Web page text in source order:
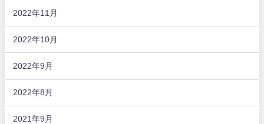
2022年11月
2022年10月
2022年9月
2022年8月
2021年9月